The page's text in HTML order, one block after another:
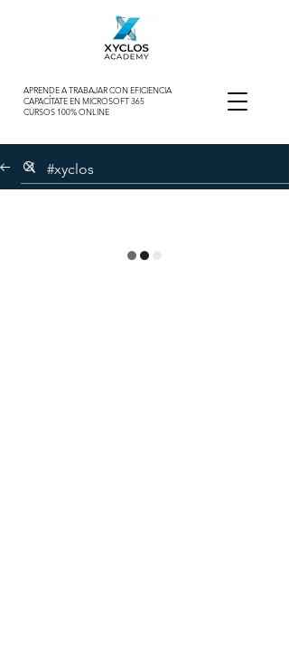
APRENDE A TRABAJAR CON EFICIENCIA
CAPACÍTATE EN MICROSOFT 365
CURSOS 100% ONLINE